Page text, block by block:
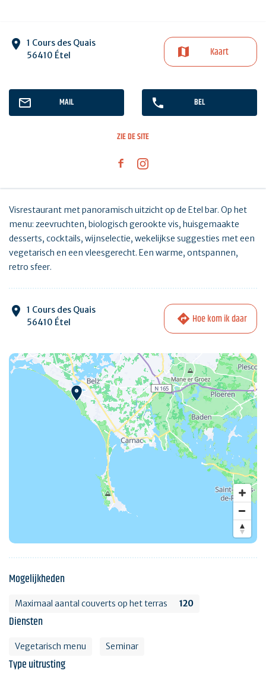
1 Cours des Quais
56410 Étel
Kaart
MAIL BEL
ZIE DE SITE
Visrestaurant met panoramisch uitzicht op de Etel bar. Op het
menu: zeevruchten, biologisch gerookte vis, huisgemaakte
desserts, cocktails, wijnselectie, wekelijkse suggesties met een
vegetarisch en een vleesgerecht. Een warme, ontspannen,
retro sfeer.
1 Cours des Quais
56410 Étel
Hoe kom ik daar
Mogelijkheden
Maximaal aantal couverts op het terras 120
Diensten
Vegetarisch menu Seminar
Type uitrusting